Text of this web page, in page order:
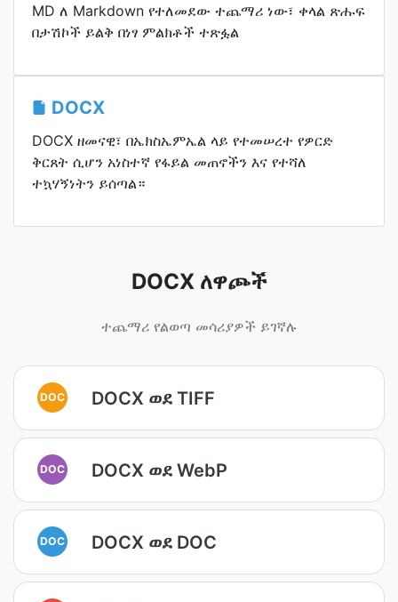
MD ለ Markdown የተለመደው ተጨማሪ ነው፣ ቀላል ጽሑፍ
በታሽኮች ይልቅ በነፃ ምልክቶች ተጽፏል
DOCX
DOCX ዘመናዊ፣ በኤክስኤምኤል ላይ የተመሠረተ የዎርድ
ቅርጸት ሲሆን አነስተኛ የፋይል መጠኖችን እና የተሻለ
ተኳሃኝነትን ይሰጣል።
DOCX ለዋጮች
ተጨማሪ የልወጣ መሳሪያዎች ይገኛሉ
DOC DOCX ወደ TIFF
DOC DOCX ወደ WebP
DOC DOCX ወደ DOC